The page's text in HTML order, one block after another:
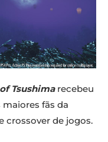
Tsushima recebeu
fãs da
crossover de jogos.